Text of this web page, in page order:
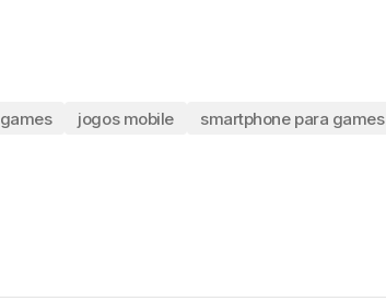
games jogos mobile smartphone para games